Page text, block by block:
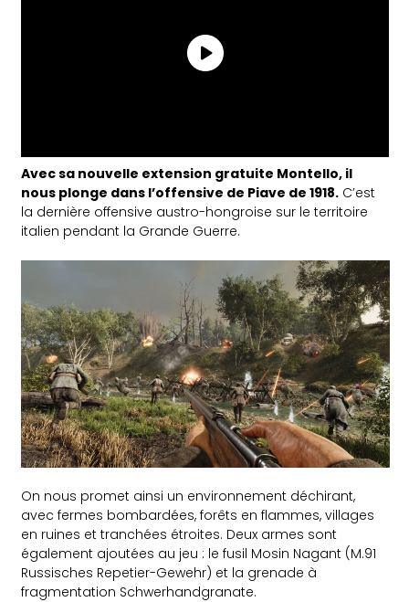
Avec sa nouvelle extension gratuite Montello, il
nous plonge dans l’offensive de Piave de 1918. C’est
la dernière offensive austro-hongroise sur le territoire
italien pendant la Grande Guerre.
On nous promet ainsi un environnement déchirant,
avec fermes bombardées, forêts en flammes, villages
en ruines et tranchées étroites. Deux armes sont
également ajoutées au jeu : le fusil Mosin Nagant (M.91
Russisches Repetier-Gewehr) et la grenade à
fragmentation Schwerhandgranate.